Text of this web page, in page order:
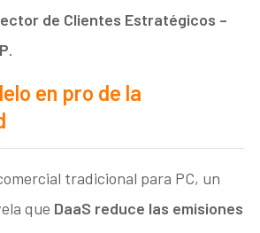
de Clientes Estratégicos –
.
en pro de la
tradicional para PC, un
que DaaS reduce las emisiones